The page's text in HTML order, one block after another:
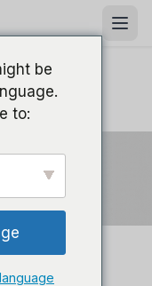
la
be
to: